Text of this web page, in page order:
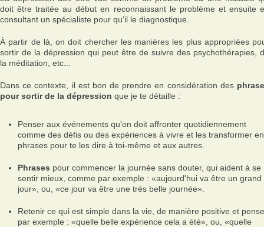
doit être traitée au début en reconnaissant le problème et ensuite
consultant un spécialiste pour qu'il le diagnostique.
À partir de là, on doit chercher les manières les plus appropriées
sortir de la dépression qui peut être de suivre des psychothérapies,
la méditation, etc...
Dans ce contexte, il est bon de prendre en considération des
pour sortir de la dépression que je te détaille :
Penser aux événements qu'on doit affronter quotidiennement
comme des défis ou des expériences à vivre et les transformer en
phrases pour te les dire à toi-même et aux autres.
Phrases pour commencer la journée sans douter, qui aident à se
sentir mieux, comme par exemple : «aujourd'hui va être un grand
jour», ou, «ce jour va être une très belle journée».
Retenir ce qui est simple dans la vie, de manière positive et
par exemple : «quelle belle expérience cela a été», ou, «quelle